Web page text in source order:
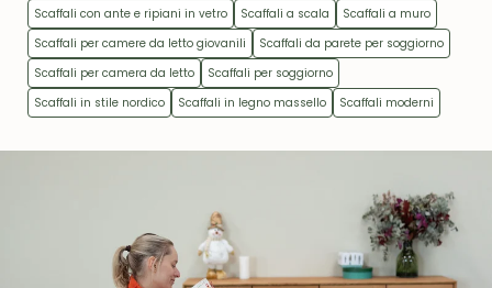
Scaffali con ante e ripiani in vetro Scaffali a scala
Scaffali a muro
Scaffali per camere da letto giovanili
Scaffali da parete per soggiorno
Scaffali per camera da letto
Scaffali per soggiorno
Scaffali in stile nordico
Scaffali in legno massello Scaffali moderni